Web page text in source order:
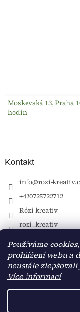
Používáme
prohlížení webu a
neustále
Více informací
Moskevská 13, Praha
hodin
Kontakt
info@rozi-
+420725722712
Rózi kreativ
rozi_kreativ